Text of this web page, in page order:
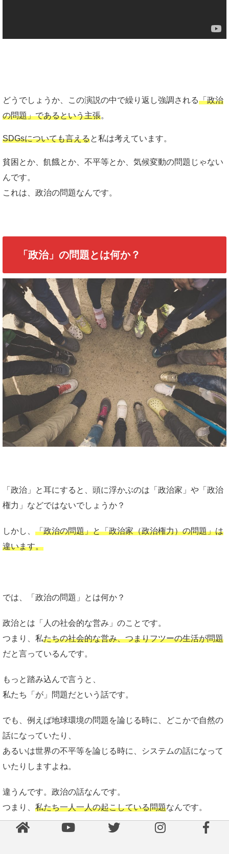
どうでしょうか、この演説の中で繰り返し強調される「政治
の問題」であるという主張。
SDGsについても言えると私は考えています。
貧困とか、飢餓とか、不平等とか、気候変動の問題じゃない
んです。
これは、政治の問題なんです。
「政治」の問題とは何か？
「政治」と耳にすると、頭に浮かぶのは「政治家」や「政治
権力」などではないでしょうか？
しかし、 「政治の問題」と「政治家（政治権力）の問題」は
違います。
では、「政治の問題」とは何か？
政治とは「人の社会的な営み」のことです。
つまり、私たちの社会的な営み、つまりフツーの生活が問題
だと言っているんです。
もっと踏み込んで言うと、
私たち「が」問題だという話です。
でも、例えば地球環境の問題を論じる時に、どこかで自然の
話になっていたり、
あるいは世界の不平等を論じる時に、システムの話になって
いたりしますよね。
違うんです。政治の話なんです。
つまり、 私たち一人一人の起こしている問題なんです。